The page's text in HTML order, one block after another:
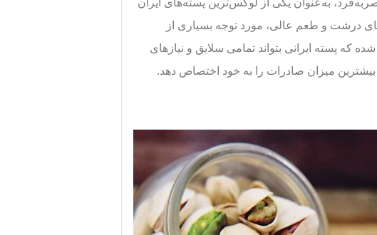
درشت و طعم عالی، مورد توجه بسیاری از
که پسته ایرانی بتواند تمامی سلایق و نیازهای
میزان صادرات را به خود اختصاص دهد‌.